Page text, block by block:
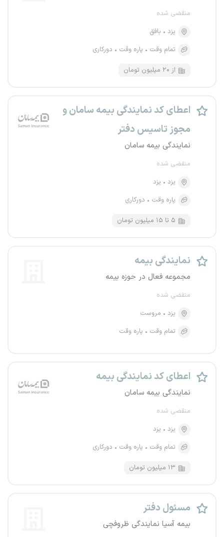
منقضی شده
یزد
بافق
تمام وقت
پاره وقت دورکاری
از ۲۰ میلیون تومان
اعطای کد نمایندگی بیمه سامان و
مجوز تاسیس دفتر
نمایندگی بیمه سامان
منقضی شده
یزد
یزد
پاره وقت
دورکاری
۵ تا ۱۵ میلیون تومان
نمایندگی بیمه
مجموعه فعال در حوزه بیمه
منقضی شده
یزد
مروست
تمام وقت
پاره وقت
اعطای کد نمایندگی بیمه
نمایندگی بیمه سامان
منقضی شده
یزد
یزد
تمام وقت
پاره وقت دورکاری
۱۳ میلیون تومان
مسئول دفتر
بیمه آسیا نمایندگی ظروفچی